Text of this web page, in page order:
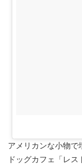
アメリカンな小物で
ドッグカフェ「レ